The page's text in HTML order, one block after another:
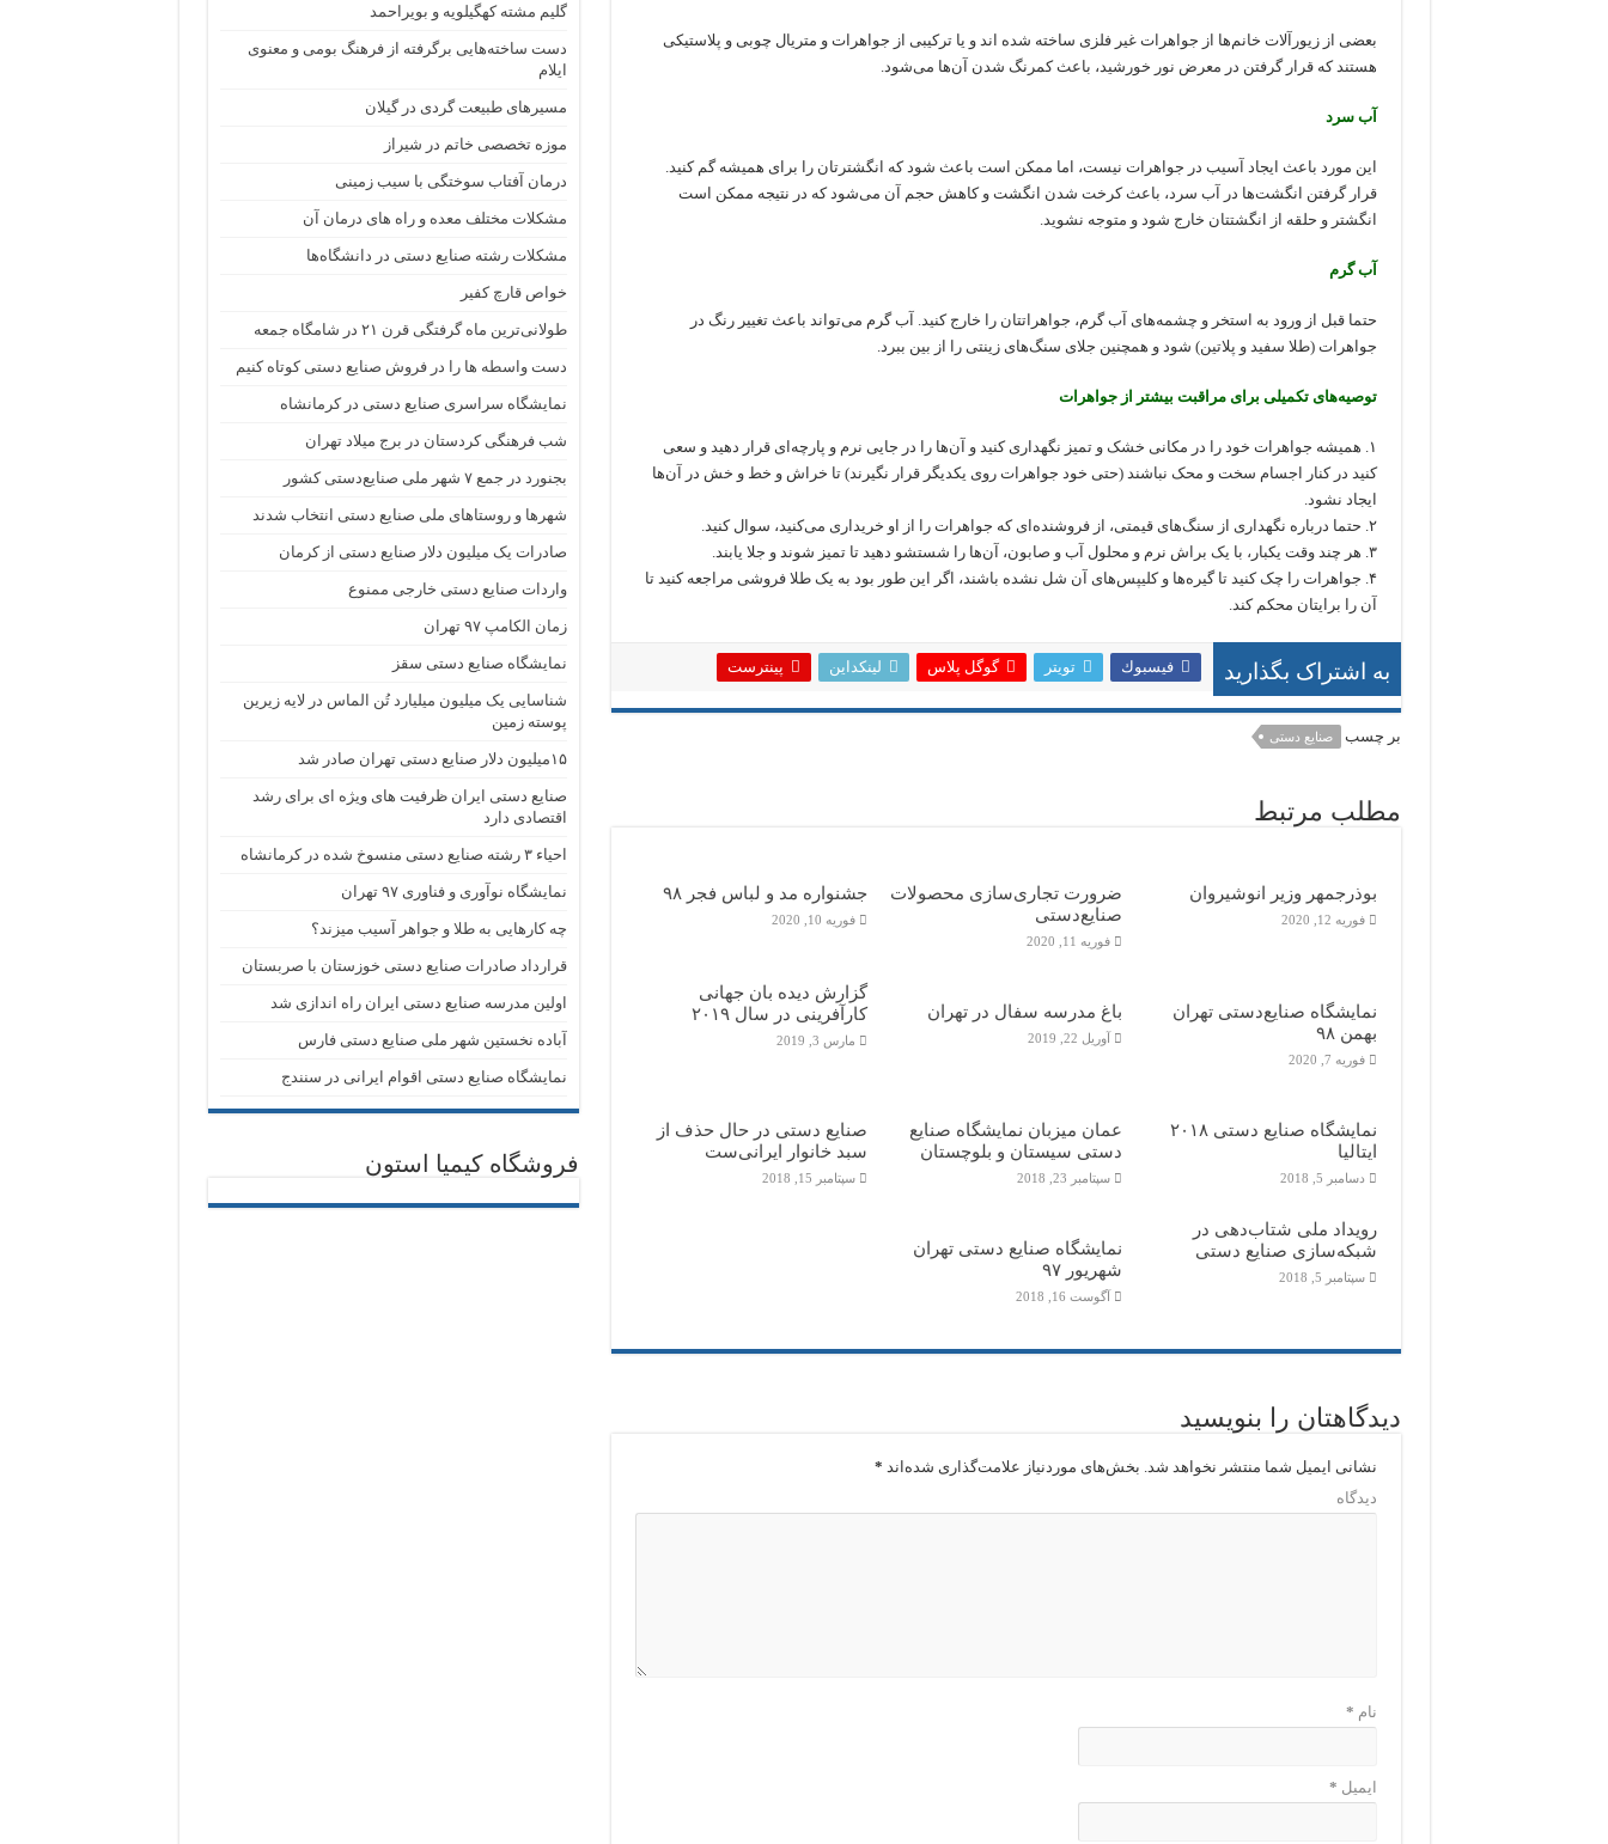
بعضی از زیورآلات خانم‌ها از جواهرات غیر فلزی ساخته شده اند و یا ترکیبی از جواهرات و متریال چوبی و پلاستیکی
هستند که قرار گرفتن در معرض نور خورشید، باعث کمرنگ شدن آن‌ها می‌شود.
آب سرد
این مورد باعث ایجاد آسیب در جواهرات نیست، اما ممکن است باعث شود که انگشترتان را برای همیشه گم کنید.
قرار گرفتن انگشت‌ها در آب سرد، باعث کرخت شدن انگشت و کاهش حجم آن می‌شود که در نتیجه ممکن است
انگشتر و حلقه از انگشتتان خارج شود و متوجه نشوید.
آب گرم
حتما قبل از ورود به استخر و چشمه‌های آب گرم، جواهراتتان را خارج کنید. آب گرم می‌تواند باعث تغییر رنگ در
جواهرات (طلا سفید و پلاتین) شود و همچنین جلای سنگ‌های زینتی را از بین ببرد.
توصیه‌های تکمیلی برای مراقبت بیشتر از جواهرات
۱. همیشه جواهرات خود را در مکانی خشک و تمیز نگهداری کنید و آن‌ها را در جایی نرم و پارچه‌ای قرار دهید و سعی
کنید در کنار اجسام سخت و محک نباشند (حتی خود جواهرات روی یکدیگر قرار نگیرند) تا خراش و خط و خش در آن‌ها
ایجاد نشود.
۲. حتما درباره نگهداری از سنگ‌های قیمتی، از فروشنده‌ای که جواهرات را از او خریداری می‌کنید، سوال کنید.
۳. هر چند وقت یکبار، با یک براش نرم و محلول آب و صابون، آن‌ها را شستشو دهید تا تمیز شوند و جلا یابند.
۴. جواهرات را چک کنید تا گیره‌ها و کلیپس‌های آن شل نشده باشند، اگر این طور بود به یک طلا فروشی مراجعه کنید تا
آن را برایتان محکم کند.
به اشتراک بگذارید فيسبوك تويتر گوگل پلاس لینکداین پینترست
بر چسب صنایع دستی
مطلب مرتبط
بوذرجمهر وزیر انوشیروان
فوریه 12, 2020
ضرورت تجاری‌سازی محصولات
صنایع‌دستی
فوریه 11, 2020
جشنواره مد و لباس فجر ۹۸
فوریه 10, 2020
نمایشگاه صنایع‌دستی تهران
بهمن ۹۸
فوریه 7, 2020
باغ مدرسه سفال در تهران
آوریل 22, 2019
گزارش دیده بان جهانی
کارآفرینی در سال ۲۰۱۹
مارس 3, 2019
نمایشگاه صنایع دستی ۲۰۱۸
ایتالیا
دسامبر 5, 2018
عمان میزبان نمایشگاه صنایع
دستی سیستان و بلوچستان
سپتامبر 23, 2018
صنایع دستی در حال حذف از
سبد خانوار ایرانی‌ست
سپتامبر 15, 2018
رویداد ملی شتاب‌دهی در
شبکه‌سازی صنایع دستی
سپتامبر 5, 2018
نمایشگاه صنایع دستی تهران
شهریور ۹۷
آگوست 16, 2018
دیدگاهتان را بنویسید
نشانی ایمیل شما منتشر نخواهد شد. بخش‌های موردنیاز علامت‌گذاری شده‌اند *
دیدگاه
نام *
ایمیل *
گلیم مشته کهگیلویه و بویراحمد
دست ساخته‌هایی برگرفته از فرهنگ بومی و معنوی
ایلام
مسیرهای طبیعت گردی در گیلان
موزه تخصصی خاتم در شیراز
درمان آفتاب سوختگی با سیب زمینی
مشکلات مختلف معده و راه های درمان آن
مشکلات رشته صنایع دستی در دانشگاه‌ها
خواص قارچ کفیر
طولانی‌ترین ماه گرفتگی قرن ۲۱ در شامگاه جمعه
دست واسطه ها را در فروش صنایع دستی کوتاه کنیم
نمایشگاه سراسری صنایع دستی در کرمانشاه
شب فرهنگی کردستان در برج میلاد تهران
بجنورد در جمع ۷ شهر ملی صنایع‌دستی کشور
شهر‌ها و روستا‌های ملی صنایع‌ دستی انتخاب شدند
صادرات یک میلیون دلار صنایع دستی از کرمان
واردات صنایع دستی خارجی ممنوع
زمان الکامپ ۹۷ تهران
نمایشگاه صنایع دستی سقز
شناسایی یک میلیون میلیارد تُن الماس در لایه زیرین
پوسته زمین
۱۵میلیون دلار صنایع دستی تهران صادر شد
صنایع دستی ایران ظرفیت های ویژه ای برای رشد
اقتصادی دارد
احیاء ۳ رشته صنایع دستی منسوخ شده در کرمانشاه
نمایشگاه نوآوری و فناوری ۹۷ تهران
چه کارهایی به طلا و جواهر آسیب میزند؟
قرارداد صادرات صنایع دستی خوزستان با صربستان
اولین مدرسه صنایع دستی ایران راه اندازی شد
آباده نخستین شهر ملی صنایع دستی فارس
نمایشگاه صنایع دستی اقوام ایرانی در سنندج
فروشگاه کیمیا استون